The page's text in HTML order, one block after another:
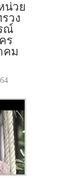
น่วย
วง
ณ์
ร
คม